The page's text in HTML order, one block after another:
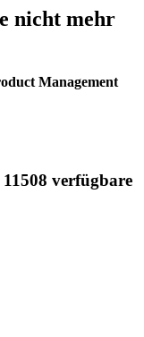
nicht mehr
Management
verfügbare